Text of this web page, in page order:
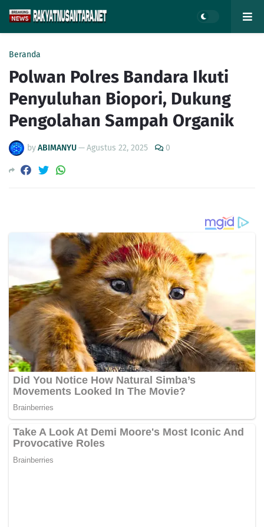
Beranda
Polwan Polres Bandara Ikuti
Penyuluhan Biopori, Dukung
Pengolahan Sampah Organik
byABIMANYU—Agustus 22, 2025 0